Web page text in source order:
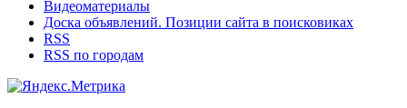
Видеоматериалы
Доска объявлений. Позиции сайта в поисковиках
RSS
RSS по городам